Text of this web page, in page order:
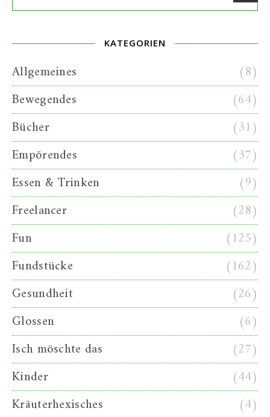
KATEGORIEN
Allgemeines
(8)
Bewegendes
(64)
Bücher
(31)
Empörendes
(37)
Essen & Trinken
(9)
Freelancer
(28)
Fun
(125)
Fundstücke
(162)
Gesundheit
(26)
Glossen
(6)
Isch möschte das
(27)
Kinder
(44)
Kräuterhexisches
(4)